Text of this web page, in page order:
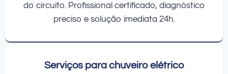
do circuito. Profissional certificado, diagnóstico
preciso e solução imediata 24h.
Serviços para chuveiro elétrico